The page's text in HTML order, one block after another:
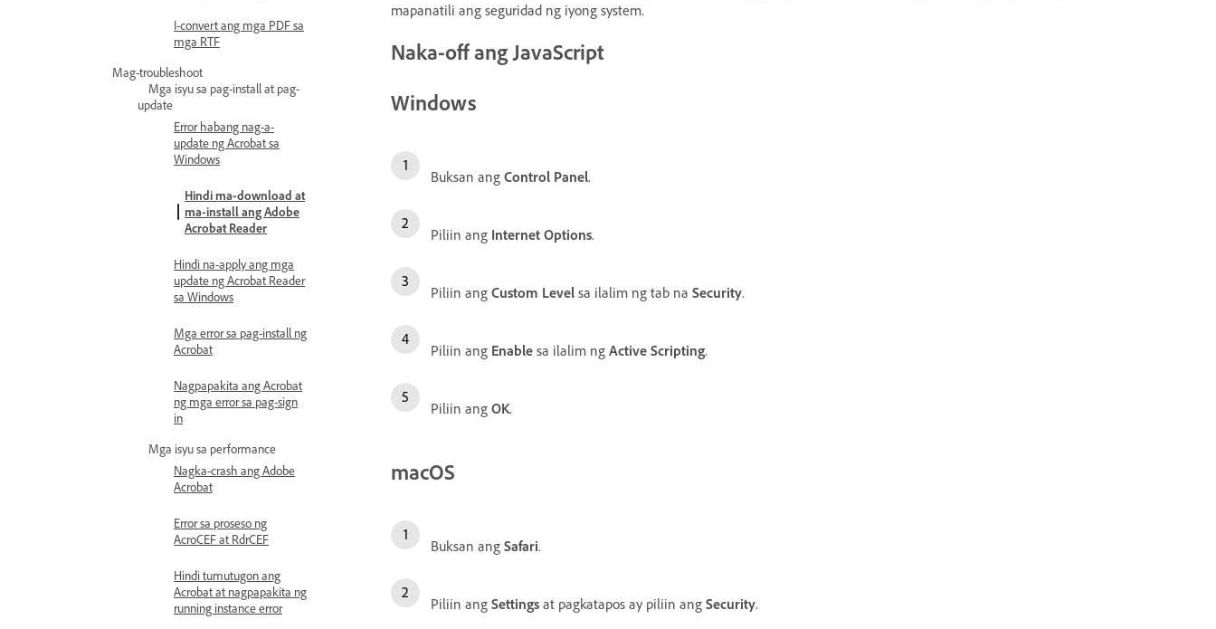
I-convert ang mga PDF sa
mga RTF
Mag-troubleshoot
Mga isyu sa pag-install at pag-
update
Error habang nag-a-
update ng Acrobat sa
Windows
Hindi ma-download at
ma-install ang Adobe
Acrobat Reader
Hindi na-apply ang mga
update ng Acrobat Reader
sa Windows
Mga error sa pag-install ng
Acrobat
Nagpapakita ang Acrobat
ng mga error sa pag-sign
in
Mga isyu sa performance
Nagka-crash ang Adobe
Acrobat
Error sa proseso ng
AcroCEF at RdrCEF
Hindi tumutugon ang
Acrobat at nagpapakita ng
running instance error
mapanatili ang seguridad ng iyong system.
Naka-off ang JavaScript
Windows
Buksan ang Control Panel.
Piliin ang Internet Options.
Piliin ang Custom Level sa ilalim ng tab na Security.
Piliin ang Enable sa ilalim ng Active Scripting.
Piliin ang OK.
macOS
Buksan ang Safari.
Piliin ang Settings at pagkatapos ay piliin ang Security.